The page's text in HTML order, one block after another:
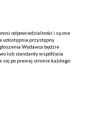
odpowiedzialności i są one
udostępnia przystępny
Wydawca będzie
lub standardy współżycia
się po prawej stronie każdego